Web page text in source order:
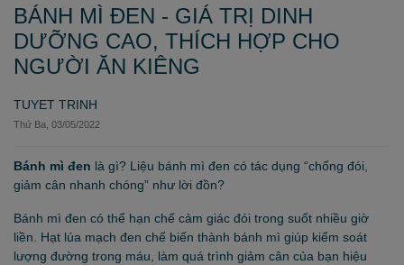
BÁNH MÌ ĐEN - GIÁ TRỊ DINH
DƯỠNG CAO, THÍCH HỢP CHO
NGƯỜI ĂN KIÊNG
TUYET TRINH
Thứ Ba, 03/05/2022
Bánh mì đen là gì? Liệu bánh mì đen có tác dụng “chống đói,
giảm cân nhanh chóng” như lời đồn?
Bánh mì đen có thể hạn chế cảm giác đói trong suốt nhiều giờ
liền. Hạt lúa mạch đen chế biến thành bánh mì giúp kiểm soát
lượng đường trong máu, làm quá trình giảm cân của bạn hiệu